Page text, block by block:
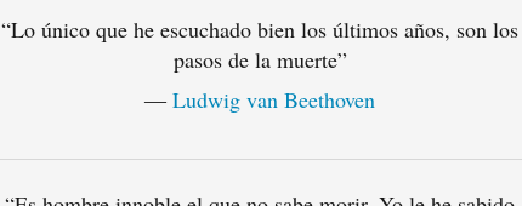
“Lo único que he escuchado bien los últimos años, son los
pasos de la muerte”
―Ludwig van Beethoven